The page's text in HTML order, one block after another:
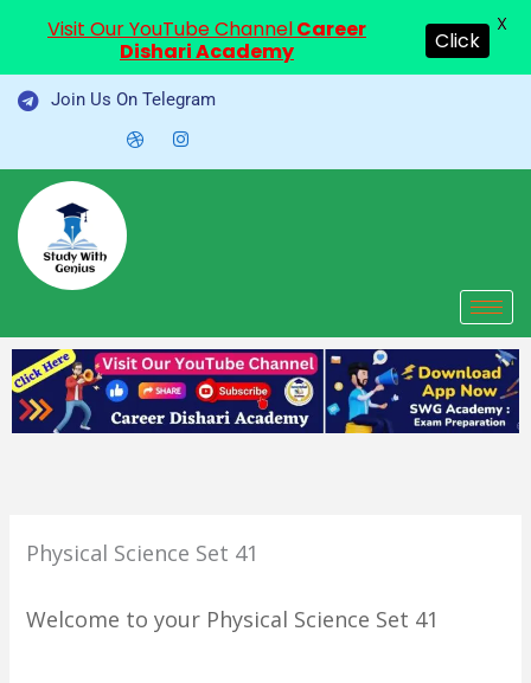
Skip
Join Us On Telegram
Physical Science Set 41
Welcome to your Physical Science Set 41
Visit Our YouTube ChannelCareer
Dishari Academy
Click
X